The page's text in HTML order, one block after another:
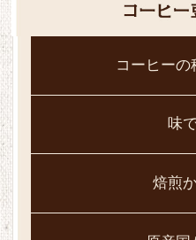
コーヒーの
味
焙煎